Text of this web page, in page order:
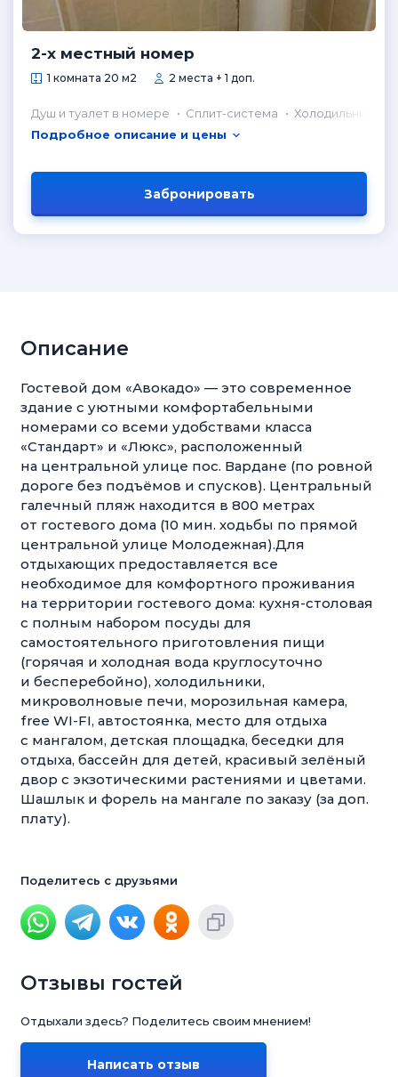
2-х местный номер
1 комната 20 м2 2 места + 1 доп.
Душ и туалет в номере Сплит-система
Холодильник в
Подробное описание и цены
Забронировать
Описание
Гостевой дом «Авокадо» — это современное
здание с уютными комфортабельными
номерами со всеми удобствами класса
«Стандарт» и «Люкс», расположенный
на центральной улице пос. Вардане (по ровной
дороге без подъёмов и спусков). Центральный
галечный пляж находится в 800 метрах
от гостевого дома (10 мин. ходьбы по прямой
центральной улице Молодежная).Для
отдыхающих предоставляется все
необходимое для комфортного проживания
на территории гостевого дома: кухня-столовая
с полным набором посуды для
самостоятельного приготовления пищи
(горячая и холодная вода круглосуточно
и бесперебойно), холодильники,
микроволновые печи, морозильная камера,
free WI-FI, автостоянка, место для отдыха
с мангалом, детская площадка, беседки для
отдыха, бассейн для детей, красивый зелёный
двор с экзотическими растениями и цветами.
Шашлык и форель на мангале по заказу (за доп.
плату).
Поделитесь с друзьями
Отзывы гостей
Отдыхали здесь? Поделитесь своим мнением!
Написать отзыв